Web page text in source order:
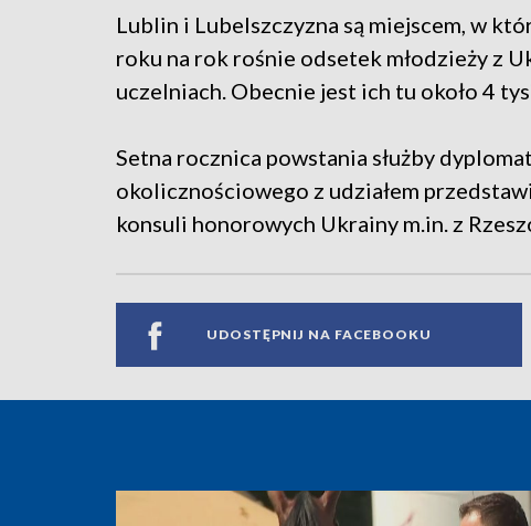
Lublin i Lubelszczyzna są miejscem, w
roku na rok rośnie odsetek młodzieży z
uczelniach. Obecnie jest ich tu około 4
Setna rocznica powstania służby
okolicznościowego z udziałem
konsuli honorowych Ukrainy m.in. z
UDOSTĘPNIJ NA FACEBOOKU